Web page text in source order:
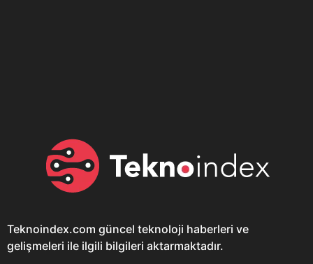
Teknoindex.com güncel teknoloji haberleri ve
gelişmeleri ile ilgili bilgileri aktarmaktadır.